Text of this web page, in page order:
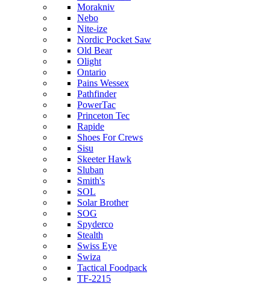
Morakniv
Nebo
Nite-ize
Nordic Pocket Saw
Old Bear
Olight
Ontario
Pains Wessex
Pathfinder
PowerTac
Princeton Tec
Rapide
Shoes For Crews
Sisu
Skeeter Hawk
Sluban
Smith's
SOL
Solar Brother
SOG
Spyderco
Stealth
Swiss Eye
Swiza
Tactical Foodpack
TF-2215